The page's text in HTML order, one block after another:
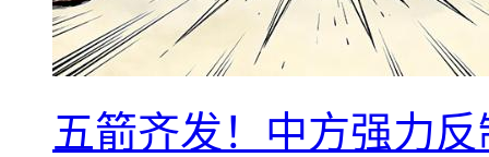
五箭齐发！中方强力